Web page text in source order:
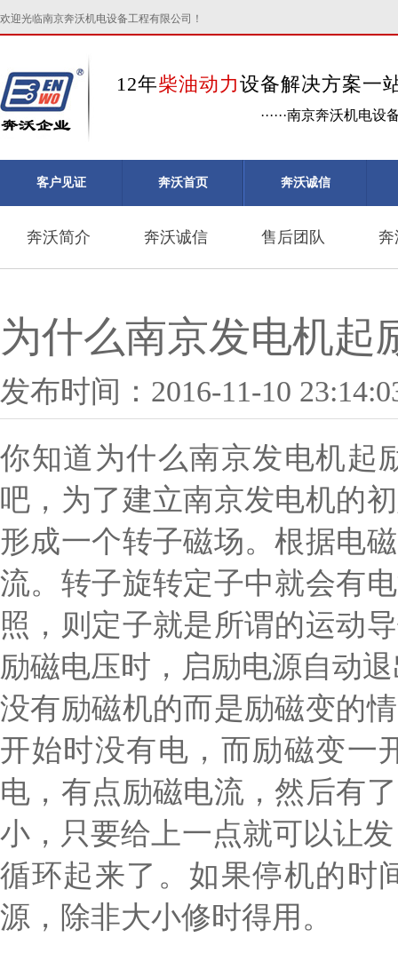
欢迎光临南京奔沃机电设备工程有限公司！
12年柴油动力设备解决方案一
······南京奔沃机电
客户见证 奔沃首页 奔沃诚信
奔沃简介 奔沃诚信 售后团队 奔
为什么南京发电机起
发布时间：2016-11-10
你知道为什么南京发电机起
吧，为了建立南京发电机的
形成一个转子磁场。根据电
流。转子旋转定子中就会有
照，则定子就是所谓的运动
励磁电压时，启励电源自动
没有励磁机的而是励磁变的
开始时没有电，而励磁变一
电，有点励磁电流，然后有
小，只要给上一点就可以让
循环起来了。如果停机的时
源，除非大小修时得用。